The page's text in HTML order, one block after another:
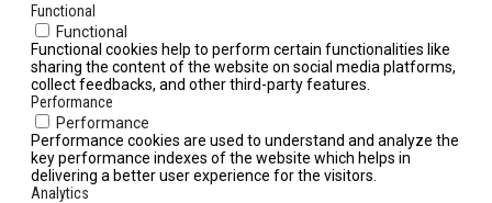
Functional
Functional
Functional cookies help to perform certain functionalities like
sharing the content of the website on social media platforms,
collect feedbacks, and other third-party features.
Performance
Performance
Performance cookies are used to understand and analyze the
key performance indexes of the website which helps in
delivering a better user experience for the visitors.
Analytics